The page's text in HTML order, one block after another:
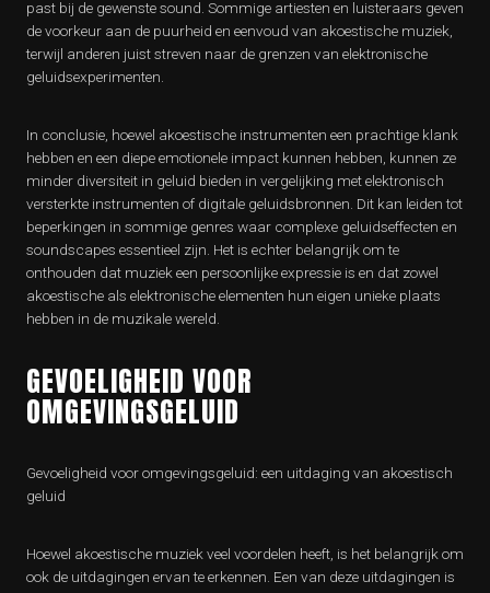
past bij de gewenste sound. Sommige artiesten en luisteraars geven
de voorkeur aan de puurheid en eenvoud van akoestische muziek,
terwijl anderen juist streven naar de grenzen van elektronische
geluidsexperimenten.
In conclusie, hoewel akoestische instrumenten een prachtige klank
hebben en een diepe emotionele impact kunnen hebben, kunnen ze
minder diversiteit in geluid bieden in vergelijking met elektronisch
versterkte instrumenten of digitale geluidsbronnen. Dit kan leiden tot
beperkingen in sommige genres waar complexe geluidseffecten en
soundscapes essentieel zijn. Het is echter belangrijk om te
onthouden dat muziek een persoonlijke expressie is en dat zowel
akoestische als elektronische elementen hun eigen unieke plaats
hebben in de muzikale wereld.
GEVOELIGHEID VOOR
OMGEVINGSGELUID
Gevoeligheid voor omgevingsgeluid: een uitdaging van akoestisch
geluid
Hoewel akoestische muziek veel voordelen heeft, is het belangrijk om
ook de uitdagingen ervan te erkennen. Een van deze uitdagingen is